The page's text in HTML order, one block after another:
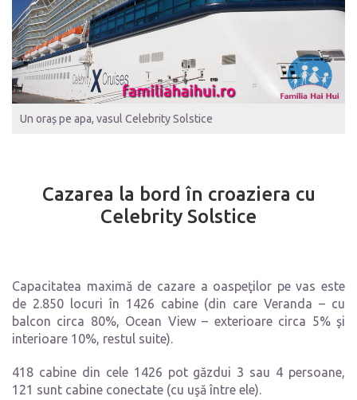
Un oraș pe apa, vasul Celebrity Solstice
Cazarea la bord în croaziera cu
Celebrity Solstice
Capacitatea maximă de cazare a oaspeţilor pe vas este
de 2.850 locuri în 1426 cabine (din care Veranda – cu
balcon circa 80%, Ocean View – exterioare circa 5% şi
interioare 10%, restul suite).
418 cabine din cele 1426 pot găzdui 3 sau 4 persoane,
121 sunt cabine conectate (cu uşă între ele).